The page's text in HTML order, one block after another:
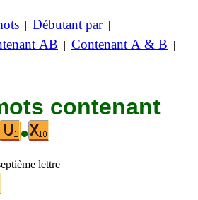
| Débutant par|
AB | Contenant A & B |
contenant
•
lettre